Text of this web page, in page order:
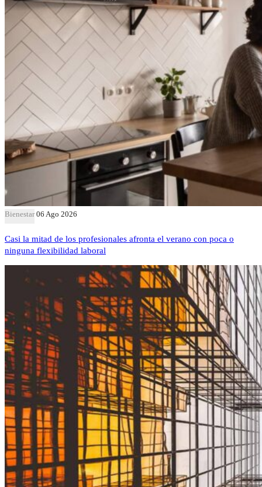
Bienestar 06 Ago 2026
Casi la mitad de los profesionales afronta el verano con poca o
ninguna flexibilidad laboral